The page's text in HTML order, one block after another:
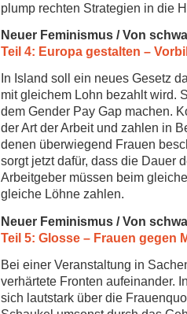
plump rechten Strategien in die
Neuer Feminismus / Von
Teil 4: Europa gestalten –
In Island soll ein neues Gesetz
mit gleichem Lohn bezahlt wird.
dem Gender Pay Gap machen.
der Art der Arbeit und zahlen in
denen überwiegend Frauen
sorgt jetzt dafür, dass die Dauer
Arbeitgeber müssen beim
gleiche Löhne zahlen.
Neuer Feminismus / Von
Teil 5: Glosse – Frauen gegen
Bei einer Veranstaltung in
verhärtete Fronten aufeinander.
sich lautstark über die